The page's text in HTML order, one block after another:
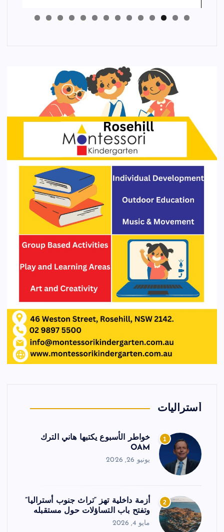
أستراليات
1
خواطر الأسبوع يكتبها هاني الترك
OAM
يونيو 26, 2026
2
أزمة داخلية تهز “تراث جنوب أستراليا”
وتفتح باب التساؤلات حول مستقبله
مايو 4, 2026